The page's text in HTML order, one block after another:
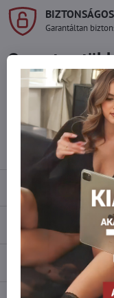
Garantáltan
Szeretne
amennyi
Ne habozzon
Leírás
Vélemények
Fórum 0